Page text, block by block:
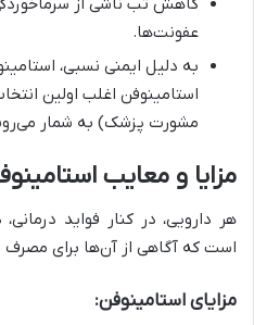
عفونت‌ها.
به دلیل ایمنی نسبی،
استامینوفن اغلب اولین
مشورت پزشک) به شمار
مزایا و معایب
هر دارویی، در کنار فواید
است که آگاهی از آن‌ها برای
مزایای استامینوفن: